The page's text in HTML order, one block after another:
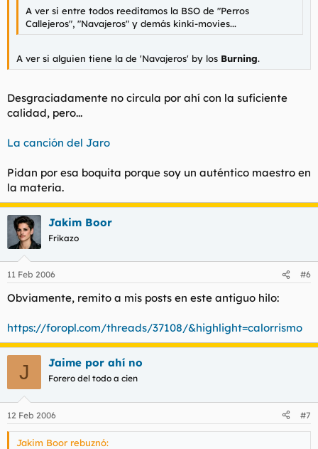
A ver si entre todos reeditamos la BSO de "Perros
Callejeros", "Navajeros" y demás kinki-movies...
A ver si alguien tiene la de 'Navajeros' by los Burning.
Desgraciadamente no circula por ahí con la suficiente
calidad, pero...
La canción del Jaro
Pidan por esa boquita porque soy un auténtico maestro en
la materia.
Jakim Boor
Frikazo
11 Feb 2006 #6
Obviamente, remito a mis posts en este antiguo hilo:
https://foropl.com/threads/37108/&highlight=calorrismo
J Jaime por ahí no
Forero del todo a cien
12 Feb 2006 #7
Jakim Boor rebuznó: